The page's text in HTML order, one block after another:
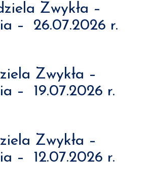
Zwykła –
– 26.07.2026 r.
Zwykła –
– 19.07.2026 r.
Zwykła –
– 12.07.2026 r.